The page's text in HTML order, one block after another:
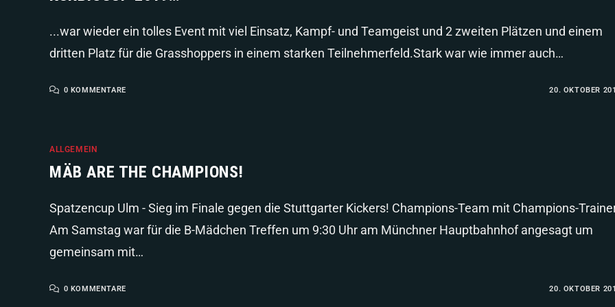
...war wieder ein tolles Event mit viel Einsatz, Kampf- und Teamgeist und 2 zweiten Plätzen und einem
dritten Platz für die Grasshoppers in einem starken Teilnehmerfeld.Stark war wie immer auch…
0 KOMMENTARE 20. OKTOBER
ALLGEMEIN
MÄB ARE THE CHAMPIONS!
Spatzencup Ulm - Sieg im Finale gegen die Stuttgarter Kickers! Champions-Team mit Champions-
Am Samstag war für die B-Mädchen Treffen um 9:30 Uhr am Münchner Hauptbahnhof angesagt um
gemeinsam mit…
0 KOMMENTARE 20. OKTOBER